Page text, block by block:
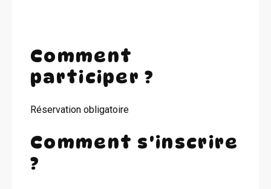
Comment
participer ?
Réservation obligatoire
Comment s'inscrire
?